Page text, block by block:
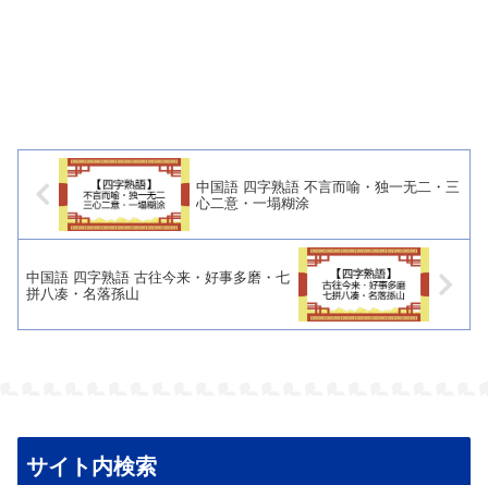
中国語 四字熟語 不言而喻・独一无二・三
心二意・一塌糊涂
中国語 四字熟語 古往今来・好事多磨・七
拼八凑・名落孫山
サイト内検索